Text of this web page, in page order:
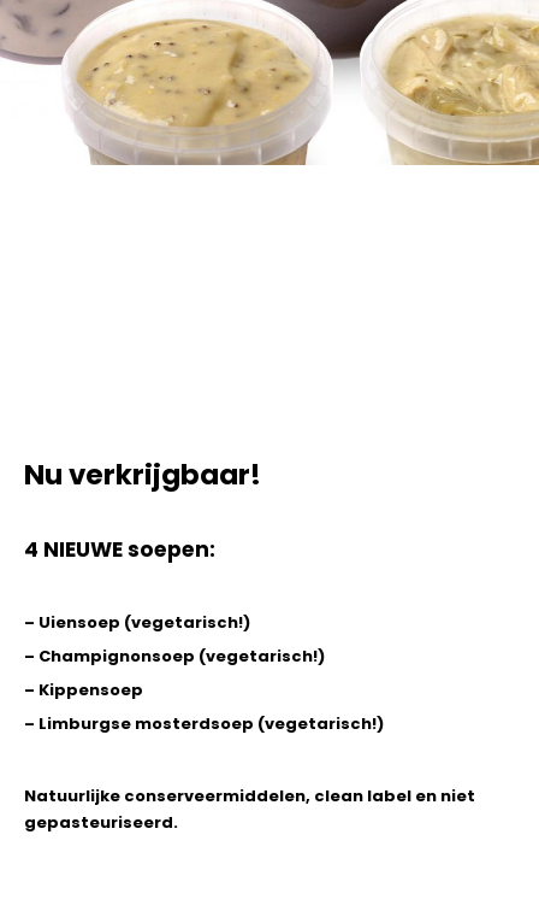
Nu verkrijgbaar!
4 NIEUWE soepen:
– Uiensoep (vegetarisch!)
– Champignonsoep (vegetarisch!)
– Kippensoep
– Limburgse mosterdsoep (vegetarisch!)
Natuurlijke conserveermiddelen, clean label en niet
gepasteuriseerd.